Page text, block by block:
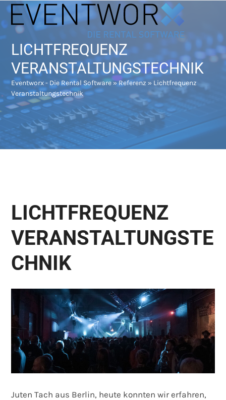
Skip
to
content
Open
mobile
menu
Close
mobile
menu
LICHTFREQUENZ
VERANSTALTUNGSTECHNIK
Eventworx - Die Rental Software»Referenz » Lichtfrequenz
Veranstaltungstechnik
LICHTFREQUENZ
VERANSTALTUNGSTE
CHNIK
Juten Tach aus Berlin, heute konnten wir erfahren,